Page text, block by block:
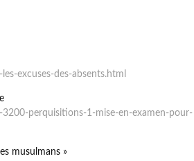
excuses-des-absents.html
perquisitions-1-mise-en-examen-pour-
musulmans »